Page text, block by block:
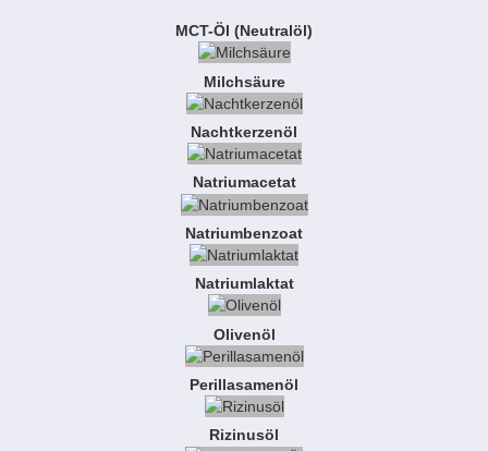
MCT-Öl (Neutralöl)
Milchsäure
Nachtkerzenöl
Natriumacetat
Natriumbenzoat
Natriumlaktat
Olivenöl
Perillasamenöl
Rizinusöl